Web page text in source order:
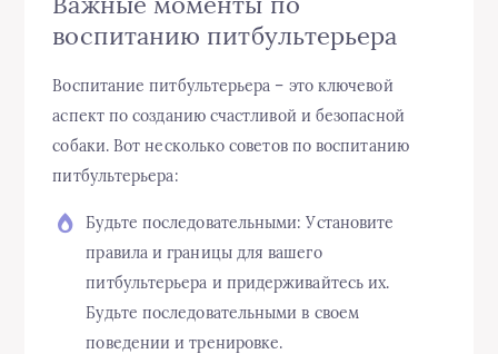
воспитанию питбультерьера
Воспитание питбультерьера – это ключевой
аспект по созданию счастливой и безопасной
собаки. Вот несколько советов по воспитанию
питбультерьера:
Будьте последовательными: Установите
правила и границы для вашего
питбультерьера и придерживайтесь их.
Будьте последовательными в своем
поведении и тренировке.